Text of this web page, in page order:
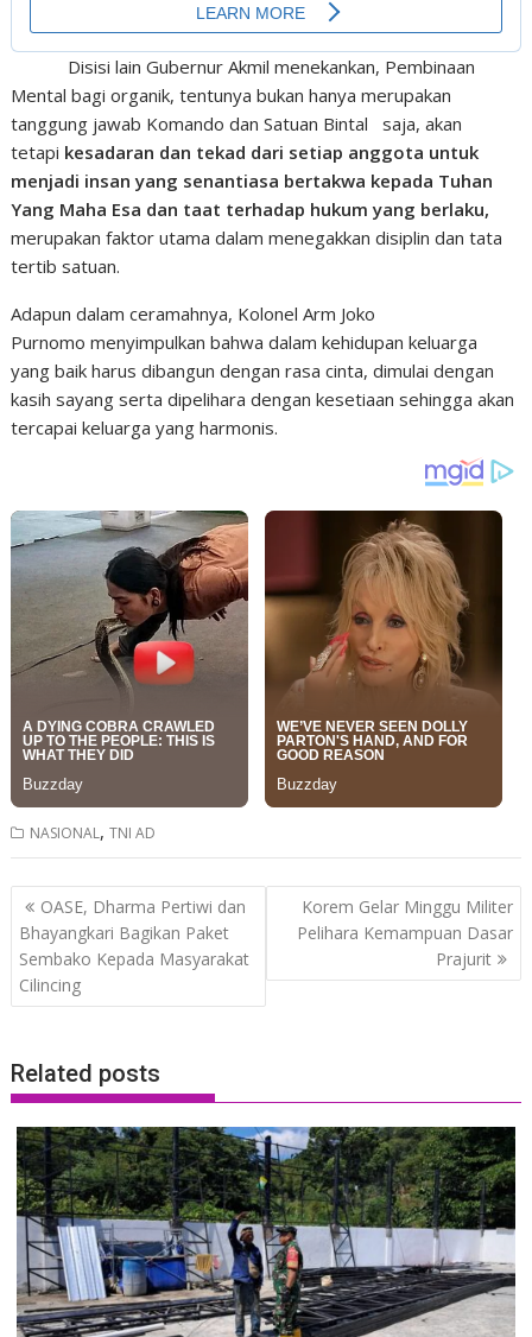
Disisi lain Gubernur Akmil menekankan, Pembinaan
Mental bagi organik, tentunya bukan hanya merupakan
tanggung jawab Komando dan Satuan Bintal saja, akan
tetapi kesadaran dan tekad dari setiap anggota untuk
menjadi insan yang senantiasa bertakwa kepada Tuhan
Yang Maha Esa dan taat terhadap hukum yang berlaku,
merupakan faktor utama dalam menegakkan disiplin dan tata
tertib satuan.
Adapun dalam ceramahnya, Kolonel Arm Joko
Purnomomenyimpulkan bahwa dalam kehidupan keluarga
yang baik harus dibangun dengan rasa cinta, dimulai dengan
kasih sayang serta dipelihara dengan kesetiaan sehingga akan
tercapai keluarga yang harmonis.
NASIONAL,TNI AD
Post
navigation
OASE, Dharma Pertiwi dan
Bhayangkari Bagikan Paket
Sembako Kepada Masyarakat
Cilincing
Korem Gelar Minggu Militer
Pelihara Kemampuan Dasar
Prajurit
Related posts